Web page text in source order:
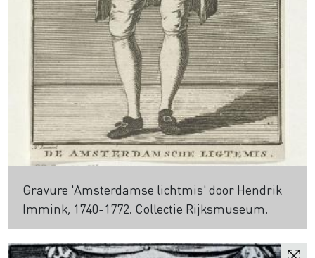
Gravure 'Amsterdamse lichtmis' door Hendrik
Immink, 1740-1772. Collectie Rijksmuseum.